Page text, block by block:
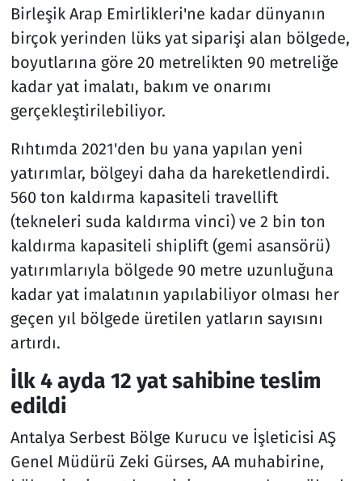
Birleşik Arap Emirlikleri'ne kadar dünyanın
birçok yerinden lüks yat siparişi alan bölgede,
boyutlarına göre 20 metrelikten 90 metreliğe
kadar yat imalatı, bakım ve onarımı
gerçekleştirilebiliyor.
Rıhtımda 2021'den bu yana yapılan yeni
yatırımlar, bölgeyi daha da hareketlendirdi.
560 ton kaldırma kapasiteli travellift
(tekneleri suda kaldırma vinci) ve 2 bin ton
kaldırma kapasiteli shiplift (gemi asansörü)
yatırımlarıyla bölgede 90 metre uzunluğuna
kadar yat imalatının yapılabiliyor olması her
geçen yıl bölgede üretilen yatların sayısını
artırdı.
İlk 4 ayda 12 yat sahibine teslim
edildi
Antalya Serbest Bölge Kurucu ve İşleticisi AŞ
Genel Müdürü Zeki Gürses, AA muhabirine,